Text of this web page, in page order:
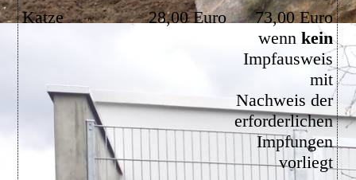
Katze
28,00 Euro
73,00 Euro
wennkein
Impfausweis
mit
Nachweis der
erforderlichen
Impfungen
vorliegt